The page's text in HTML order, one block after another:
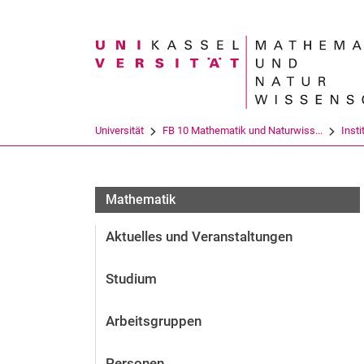
Suchbegriff
Universität FB 10 Mathematik und Naturwiss...
Mathematik
Aktuelles und Veranstaltungen
Studium
Arbeitsgruppen